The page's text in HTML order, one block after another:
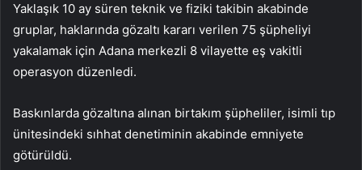
Yaklaşık 10 ay süren teknik ve fiziki takibin akabinde
gruplar, haklarında gözaltı kararı verilen 75 şüpheliyi
yakalamak için Adana merkezli 8 vilayette eş vakitli
operasyon düzenledi.
Baskınlarda gözaltına alınan birtakım şüpheliler, isimli tıp
ünitesindeki sıhhat denetiminin akabinde emniyete
götürüldü.